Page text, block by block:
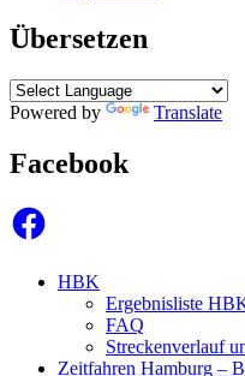
Übersetzen
Powered by Translate
Facebook
Facebook
HBK
Ergebnisliste
FAQ
Streckenverlauf
Zeitfahren Hamburg –